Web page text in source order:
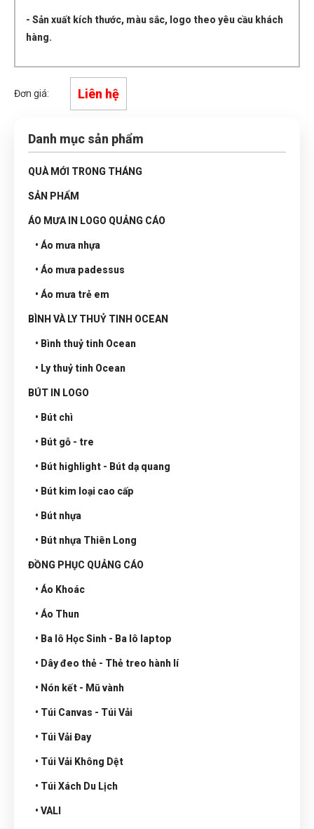
- Sản xuất kích thước, màu sắc, logo theo yêu cầu khách
hàng.
Đơn giá: Liên hệ
Danh mục sản phẩm
QUÀ MỚI TRONG THÁNG
SẢN PHẨM
ÁO MƯA IN LOGO QUẢNG CÁO
• Áo mưa nhựa
• Áo mưa padessus
• Áo mưa trẻ em
BÌNH VÀ LY THUỶ TINH OCEAN
• Bình thuỷ tinh Ocean
• Ly thuỷ tinh Ocean
BÚT IN LOGO
• Bút chì
• Bút gỗ - tre
• Bút highlight - Bút dạ quang
• Bút kim loại cao cấp
• Bút nhựa
• Bút nhựa Thiên Long
ĐỒNG PHỤC QUẢNG CÁO
• Áo Khoác
• Áo Thun
• Ba lô Học Sinh - Ba lô laptop
• Dây đeo thẻ - Thẻ treo hành lí
• Nón kết - Mũ vành
• Túi Canvas - Túi Vải
• Túi Vải Đay
• Túi Vải Không Dệt
• Túi Xách Du Lịch
• VALI